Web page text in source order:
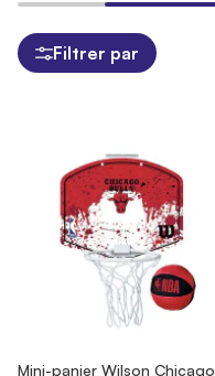
Mini-panier Wilson Chicago
Filtrer par